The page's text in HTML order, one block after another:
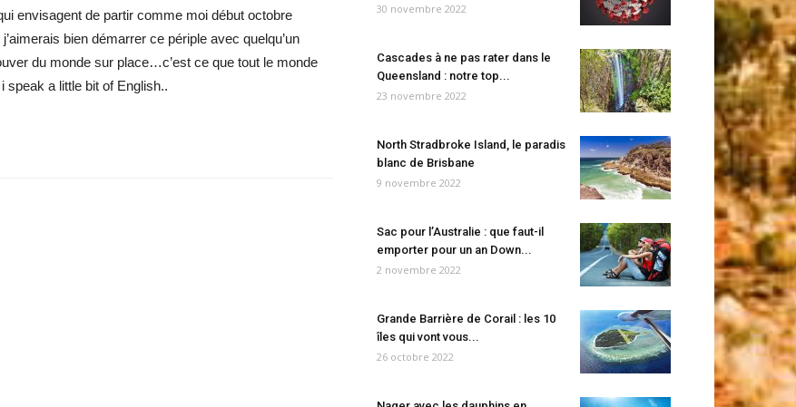
envisagent de partir comme moi début octobre
bien démarrer ce périple avec quelqu’un
du monde sur place…c’est ce que tout le monde
a little bit of English..
30 novembre 2022
Cascades à ne pas rater dans le
Queensland : notre top...
23 novembre 2022
North Stradbroke Island, le paradis
blanc de Brisbane
9 novembre 2022
Sac pour l’Australie : que faut-il
emporter pour un an Down...
2 novembre 2022
Grande Barrière de Corail : les 10
îles qui vont vous...
26 octobre 2022